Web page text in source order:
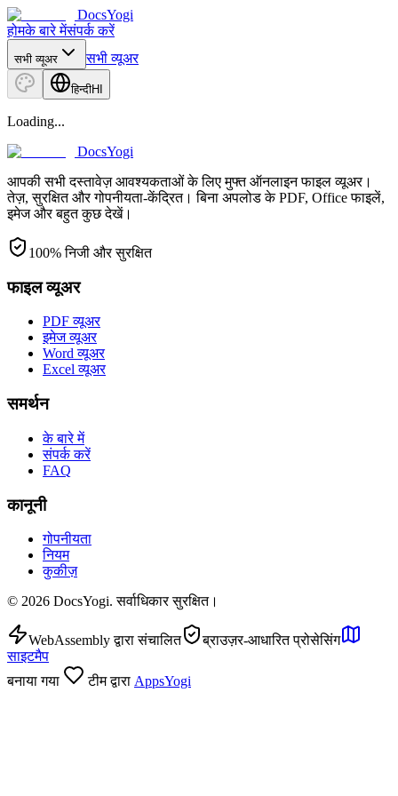
DocsYogi
होमके बारे मेंसंपर्क करें
सभी व्यूअर सभी व्यूअर
हिन्दीHI
Loading...
DocsYogi
आपकी सभी दस्तावेज़ आवश्यकताओं के लिए मुफ्त ऑनलाइन फाइल व्यूअर।
तेज़, सुरक्षित और गोपनीयता-केंद्रित। बिना अपलोड के PDF, Office फाइलें,
इमेज और बहुत कुछ देखें।
100% निजी और सुरक्षित
फाइल व्यूअर
PDF व्यूअर
इमेज व्यूअर
Word व्यूअर
Excel व्यूअर
समर्थन
के बारे में
संपर्क करें
FAQ
कानूनी
गोपनीयता
नियम
कुकीज़
© 2026 DocsYogi. सर्वाधिकार सुरक्षित।
WebAssembly द्वारा संचालित
ब्राउज़र-आधारित प्रोसेसिंग
साइटमैप
बनाया गया
टीम द्वारा AppsYogi